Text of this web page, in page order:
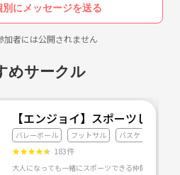
にメッセージを送る
者には公開されません
めサークル
【エンジョイ】スポーツしまし
バレーボール フットサル バスケ
★★★★★ 183件